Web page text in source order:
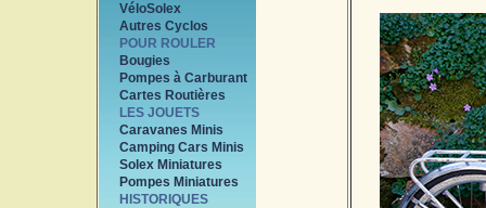
VéloSolex
Autres Cyclos
POUR ROULER
Bougies
Pompes à Carburant
Cartes Routières
LES JOUETS
Caravanes Minis
Camping Cars Minis
Solex Miniatures
Pompes Miniatures
HISTORIQUES